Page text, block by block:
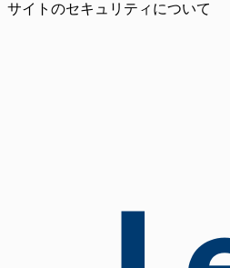
サイトのセキュリティについて